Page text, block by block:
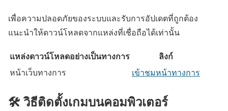
เพื่อความปลอดภัยของระบบและรับการอัปเดตที่ถูกต้อง
แนะนำให้ดาวน์โหลดจากแหล่งที่เชื่อถือได้เท่านั้น
แหล่งดาวน์โหลดอย่างเป็นทางการ ลิงก์
หน้าเว็บทางการ เข้าชมหน้าทางการ
🛠️ วิธีติดตั้งเกมบนคอมพิวเตอร์